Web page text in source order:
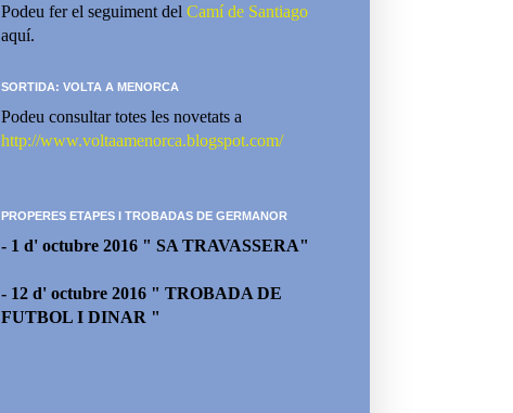
Podeu fer el seguiment del Camí de Santiago
aquí.
SORTIDA: VOLTA A MENORCA
Podeu consultar totes les novetats a
http://www.voltaamenorca.blogspot.com/
PROPERES ETAPES I TROBADAS DE GERMANOR
- 1 d' octubre 2016 " SA TRAVASSERA"
- 12 d' octubre 2016 " TROBADA DE
FUTBOL I DINAR "